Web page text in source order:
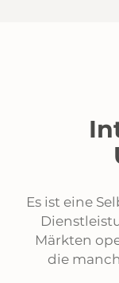
Es ist eine
Märkten
die